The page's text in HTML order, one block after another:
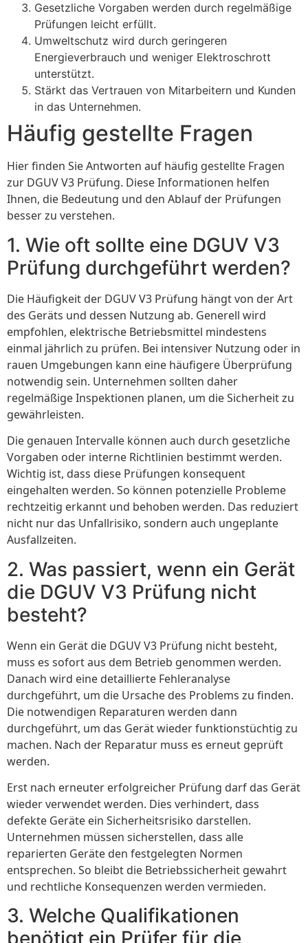
Gesetzliche Vorgaben werden durch regelmäßige
Prüfungen leicht erfüllt.
Umweltschutz wird durch geringeren
Energieverbrauch und weniger Elektroschrott
unterstützt.
Stärkt das Vertrauen von Mitarbeitern und Kunden
in das Unternehmen.
Häufig gestellte Fragen
Hier finden Sie Antworten auf häufig gestellte Fragen
zur DGUV V3 Prüfung. Diese Informationen helfen
Ihnen, die Bedeutung und den Ablauf der Prüfungen
besser zu verstehen.
1. Wie oft sollte eine DGUV V3
Prüfung durchgeführt werden?
Die Häufigkeit der DGUV V3 Prüfung hängt von der Art
des Geräts und dessen Nutzung ab. Generell wird
empfohlen, elektrische Betriebsmittel mindestens
einmal jährlich zu prüfen. Bei intensiver Nutzung oder in
rauen Umgebungen kann eine häufigere Überprüfung
notwendig sein. Unternehmen sollten daher
regelmäßige Inspektionen planen, um die Sicherheit zu
gewährleisten.
Die genauen Intervalle können auch durch gesetzliche
Vorgaben oder interne Richtlinien bestimmt werden.
Wichtig ist, dass diese Prüfungen konsequent
eingehalten werden. So können potenzielle Probleme
rechtzeitig erkannt und behoben werden. Das reduziert
nicht nur das Unfallrisiko, sondern auch ungeplante
Ausfallzeiten.
2. Was passiert, wenn ein Gerät
die DGUV V3 Prüfung nicht
besteht?
Wenn ein Gerät die DGUV V3 Prüfung nicht besteht,
muss es sofort aus dem Betrieb genommen werden.
Danach wird eine detaillierte Fehleranalyse
durchgeführt, um die Ursache des Problems zu finden.
Die notwendigen Reparaturen werden dann
durchgeführt, um das Gerät wieder funktionstüchtig zu
machen. Nach der Reparatur muss es erneut geprüft
werden.
Erst nach erneuter erfolgreicher Prüfung darf das Gerät
wieder verwendet werden. Dies verhindert, dass
defekte Geräte ein Sicherheitsrisiko darstellen.
Unternehmen müssen sicherstellen, dass alle
reparierten Geräte den festgelegten Normen
entsprechen. So bleibt die Betriebssicherheit gewahrt
und rechtliche Konsequenzen werden vermieden.
3. Welche Qualifikationen